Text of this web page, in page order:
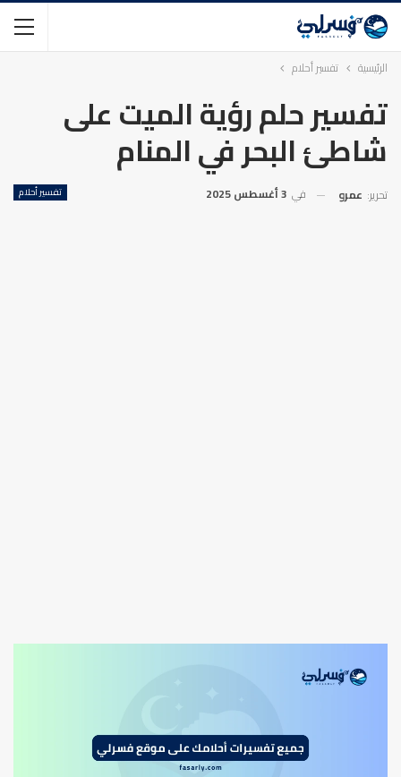
الرئيسية تفسير أحلام
تفسير حلم رؤية الميت على
شاطئ البحر في المنام
تفسير أحلام تحرير: عمرو في 3 أغسطس 2025